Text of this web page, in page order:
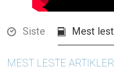
Siste Mest lest
MEST LESTE ARTIKLER